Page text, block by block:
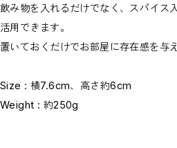
飲み物を入れるだけでなく、スパイス
活用できます。
置いておくだけでお部屋に存在感を与
Size : 横7.6cm、高さ約6cm
Weight : 約250g